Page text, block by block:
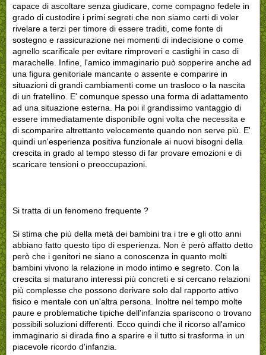
capace di ascoltare senza giudicare, come compagno fedele in
grado di custodire i primi segreti che non siamo certi di voler
rivelare a terzi per timore di essere traditi, come fonte di
sostegno e rassicurazione nei momenti di indecisione o come
agnello scarificale per evitare rimproveri e castighi in caso di
marachelle. Infine, l'amico immaginario può sopperire anche ad
una figura genitoriale mancante o assente e comparire in
situazioni di grandi cambiamenti come un trasloco o la nascita
di un fratellino. E' comunque spesso una forma di adattamento
ad una situazione esterna. Ha poi il grandissimo vantaggio di
essere immediatamente disponibile ogni volta che necessita e
di scomparire altrettanto velocemente quando non serve più. E'
quindi un'esperienza positiva funzionale ai nuovi bisogni della
crescita in grado al tempo stesso di far provare emozioni e di
scaricare tensioni o preoccupazioni.
Si tratta di un fenomeno frequente ?
Si stima che più della metà dei bambini tra i tre e gli otto anni
abbiano fatto questo tipo di esperienza. Non è però affatto detto
però che i genitori ne siano a conoscenza in quanto molti
bambini vivono la relazione in modo intimo e segreto. Con la
crescita si maturano interessi più concreti e si cercano relazioni
più complesse che possono derivare solo dal rapporto attivo
fisico e mentale con un'altra persona. Inoltre nel tempo molte
paure e problematiche tipiche dell'infanzia spariscono o trovano
possibili soluzioni differenti. Ecco quindi che il ricorso all'amico
immaginario si dirada fino a sparire e il tutto si trasforma in un
piacevole ricordo d'infanzia.